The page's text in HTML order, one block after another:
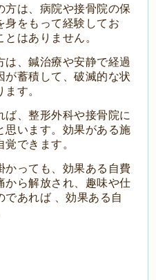
方は、病院や接骨院の保
身をもって経験してお
はありません。
は、鍼治療や安静で経過
が蓄積して、破滅的な状
す。
、整形外科や接骨院に
思います。効果がある施
できます。
かっても、効果ある自費
から解放され、趣味や仕
であれば 、効果ある自